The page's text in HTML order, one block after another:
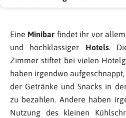
Eine Minibar findet ihr vor
und hochklassiger Hotels.
Zimmer stiftet bei vielen
haben irgendwo
der Getränke und Snacks in
zu bezahlen. Andere haben
Nutzung des kleinen